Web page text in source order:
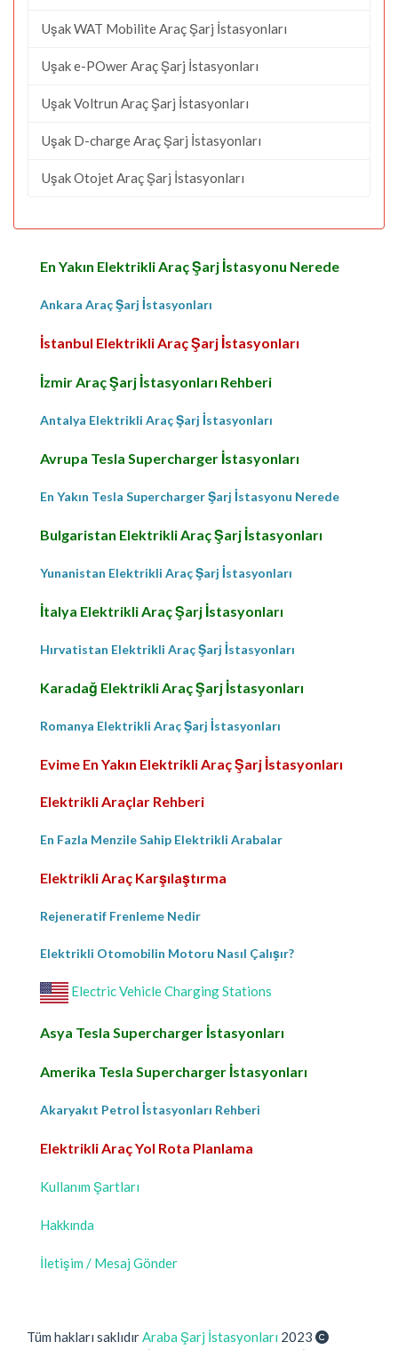
Uşak WAT Mobilite Araç Şarj İstasyonları
Uşak e-POwer Araç Şarj İstasyonları
Uşak Voltrun Araç Şarj İstasyonları
Uşak D-charge Araç Şarj İstasyonları
Uşak Otojet Araç Şarj İstasyonları
En Yakın Elektrikli Araç Şarj İstasyonu Nerede
Ankara Araç Şarj İstasyonları
İstanbul Elektrikli Araç Şarj İstasyonları
İzmir Araç Şarj İstasyonları Rehberi
Antalya Elektrikli Araç Şarj İstasyonları
Avrupa Tesla Supercharger İstasyonları
En Yakın Tesla Supercharger Şarj İstasyonu Nerede
Bulgaristan Elektrikli Araç Şarj İstasyonları
Yunanistan Elektrikli Araç Şarj İstasyonları
İtalya Elektrikli Araç Şarj İstasyonları
Hırvatistan Elektrikli Araç Şarj İstasyonları
Karadağ Elektrikli Araç Şarj İstasyonları
Romanya Elektrikli Araç Şarj İstasyonları
Evime En Yakın Elektrikli Araç Şarj İstasyonları
Elektrikli Araçlar Rehberi
En Fazla Menzile Sahip Elektrikli Arabalar
Elektrikli Araç Karşılaştırma
Rejeneratif Frenleme Nedir
Elektrikli Otomobilin Motoru Nasıl Çalışır?
Electric Vehicle Charging Stations
Asya Tesla Supercharger İstasyonları
Amerika Tesla Supercharger İstasyonları
Akaryakıt Petrol İstasyonları Rehberi
Elektrikli Araç Yol Rota Planlama
Kullanım Şartları
Hakkında
İletişim / Mesaj Gönder
Tüm hakları saklıdırAraba Şarj İstasyonları 2023